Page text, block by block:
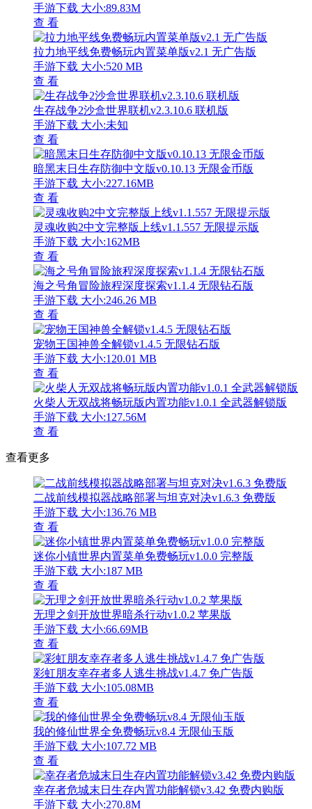
手游下载 大小:89.83M
查 看
拉力地平线免费畅玩内置菜单版v2.1 无广告版
手游下载 大小:520 MB
查 看
生存战争2沙盒世界联机v2.3.10.6 联机版
手游下载 大小:未知
查 看
暗黑末日生存防御中文版v0.10.13 无限金币版
手游下载 大小:227.16MB
查 看
灵魂收购2中文完整版上线v1.1.557 无限提示版
手游下载 大小:162MB
查 看
海之号角冒险旅程深度探索v1.1.4 无限钻石版
手游下载 大小:246.26 MB
查 看
宠物王国神兽全解锁v1.4.5 无限钻石版
手游下载 大小:120.01 MB
查 看
火柴人无双战将畅玩版内置功能v1.0.1 全武器解锁版
手游下载 大小:127.56M
查 看
查看更多
二战前线模拟器战略部署与坦克对决v1.6.3 免费版
手游下载 大小:136.76 MB
查 看
迷你小镇世界内置菜单免费畅玩v1.0.0 完整版
手游下载 大小:187 MB
查 看
无理之剑开放世界暗杀行动v1.0.2 苹果版
手游下载 大小:66.69MB
查 看
彩虹朋友幸存者多人逃生挑战v1.4.7 免广告版
手游下载 大小:105.08MB
查 看
我的修仙世界全免费畅玩v8.4 无限仙玉版
手游下载 大小:107.72 MB
查 看
幸存者危城末日生存内置功能解锁v3.42 免费内购版
手游下载 大小:270.8M